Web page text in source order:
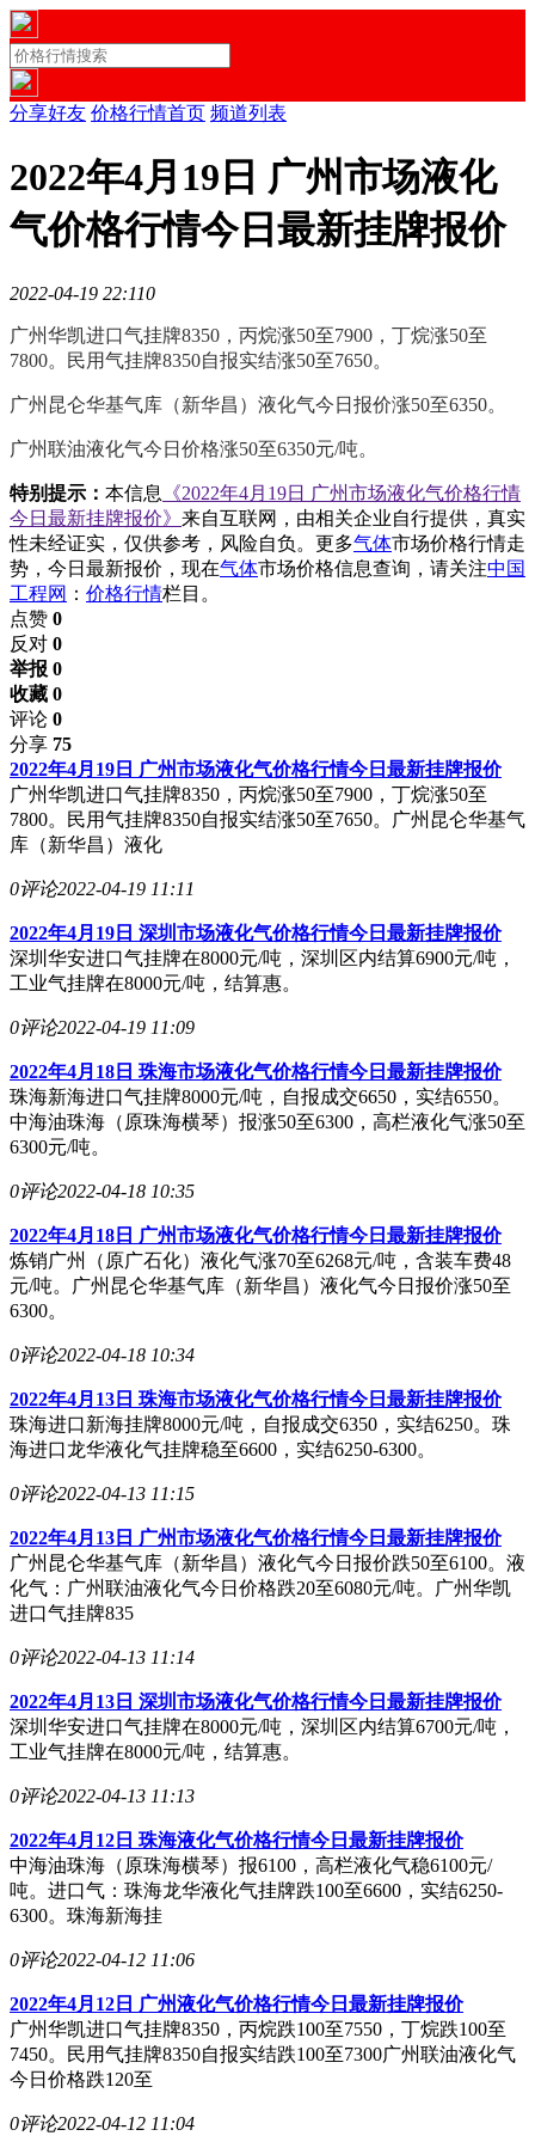
分享好友 价格行情首页 频道列表
2022年4月19日 广州市场液化
气价格行情今日最新挂牌报价
2022-04-19 22:110
广州华凯进口气挂牌8350，丙烷涨50至7900，丁烷涨50至
7800。民用气挂牌8350自报实结涨50至7650。
广州昆仑华基气库（新华昌）液化气今日报价涨50至6350。
广州联油液化气今日价格涨50至6350元/吨。
特别提示： 本信息
《2022年4月19日 广州市场液化气价格行情
今日最新挂牌报价》 来自互联网，由相关企业自行提供，真实
性未经证实，仅供参考，风险自负。更多气体市场价格行情走
势，今日最新报价，现在气体市场价格信息查询，请关注中国
工程网 ： 价格行情栏目。
点赞 0
反对 0
举报 0
收藏 0
评论 0
分享 75
2022年4月19日 广州市场液化气价格行情今日最新挂牌报价
广州华凯进口气挂牌8350，丙烷涨50至7900，丁烷涨50至
7800。民用气挂牌8350自报实结涨50至7650。广州昆仑华基气
库（新华昌）液化
0评论2022-04-19 11:11
2022年4月19日 深圳市场液化气价格行情今日最新挂牌报价
深圳华安进口气挂牌在8000元/吨，深圳区内结算6900元/吨，
工业气挂牌在8000元/吨，结算惠。
0评论2022-04-19 11:09
2022年4月18日 珠海市场液化气价格行情今日最新挂牌报价
珠海新海进口气挂牌8000元/吨，自报成交6650，实结6550。
中海油珠海（原珠海横琴）报涨50至6300，高栏液化气涨50至
6300元/吨。
0评论2022-04-18 10:35
2022年4月18日 广州市场液化气价格行情今日最新挂牌报价
炼销广州（原广石化）液化气涨70至6268元/吨，含装车费48
元/吨。广州昆仑华基气库（新华昌）液化气今日报价涨50至
6300。
0评论2022-04-18 10:34
2022年4月13日 珠海市场液化气价格行情今日最新挂牌报价
珠海进口新海挂牌8000元/吨，自报成交6350，实结6250。珠
海进口龙华液化气挂牌稳至6600，实结6250-6300。
0评论2022-04-13 11:15
2022年4月13日 广州市场液化气价格行情今日最新挂牌报价
广州昆仑华基气库（新华昌）液化气今日报价跌50至6100。液
化气：广州联油液化气今日价格跌20至6080元/吨。广州华凯
进口气挂牌835
0评论2022-04-13 11:14
2022年4月13日 深圳市场液化气价格行情今日最新挂牌报价
深圳华安进口气挂牌在8000元/吨，深圳区内结算6700元/吨，
工业气挂牌在8000元/吨，结算惠。
0评论2022-04-13 11:13
2022年4月12日 珠海液化气价格行情今日最新挂牌报价
中海油珠海（原珠海横琴）报6100，高栏液化气稳6100元/
吨。进口气：珠海龙华液化气挂牌跌100至6600，实结6250-
6300。珠海新海挂
0评论2022-04-12 11:06
2022年4月12日 广州液化气价格行情今日最新挂牌报价
广州华凯进口气挂牌8350，丙烷跌100至7550，丁烷跌100至
7450。民用气挂牌8350自报实结跌100至7300广州联油液化气
今日价格跌120至
0评论2022-04-12 11:04